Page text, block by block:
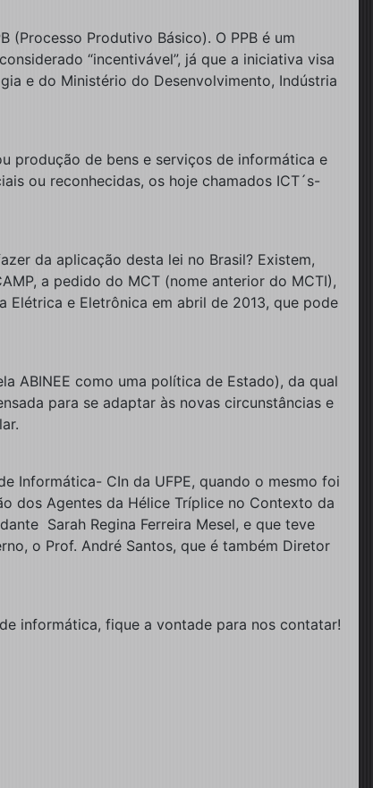
Produtivo Básico). O PPB é um
“incentivável”, já que a iniciativa visa
e do Ministério do Desenvolvimento, Indústria
produção de bens e serviços de informática e
ou reconhecidas, os hoje chamados ICT´s-
da aplicação desta lei no Brasil? Existem,
a pedido do MCT (nome anterior do MCTI),
Elétrica e Eletrônica em abril de 2013, que pode
ABINEE como uma política de Estado), da qual
para se adaptar às novas circunstâncias e
Informática- CIn da UFPE, quando o mesmo foi
dos Agentes da Hélice Tríplice no Contexto da
Sarah Regina Ferreira Mesel, e que teve
o Prof. André Santos, que é também Diretor
informática, fique a vontade para nos contatar!